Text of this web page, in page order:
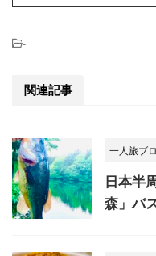
-
関連記事
一人旅ブ
日本半
森」バ